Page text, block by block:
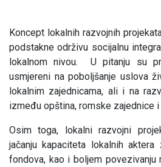
Koncept lokalnih razvojnih
podstakne održivu socijalnu
lokalnom nivou. U pitanju su
usmjereni na poboljšanje uslova
lokalnim zajednicama, ali i na
između opština, romske zajednice
Osim toga, lokalni razvojni
jačanju kapaciteta lokalnih aktera
fondova, kao i boljem povezivanju